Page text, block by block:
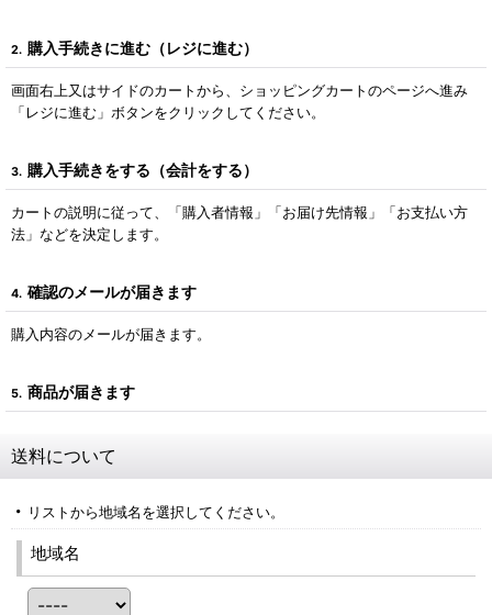
2. 購入手続きに進む（レジに進む）
画面右上又はサイドのカートから、ショッピングカートのページへ進み
「レジに進む」ボタンをクリックしてください。
3. 購入手続きをする（会計をする）
カートの説明に従って、「購入者情報」「お届け先情報」「お支払い方
法」などを決定します。
4. 確認のメールが届きます
購入内容のメールが届きます。
5. 商品が届きます
送料について
リストから地域名を選択してください。
地域名